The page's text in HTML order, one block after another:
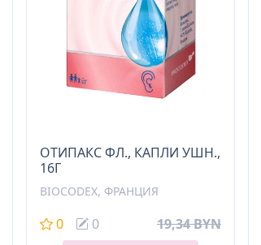
ОТИПАКС ФЛ., КАПЛИ УШН.,
16Г
BIOCODEX, ФРАНЦИЯ
0 0
19,34 BYN